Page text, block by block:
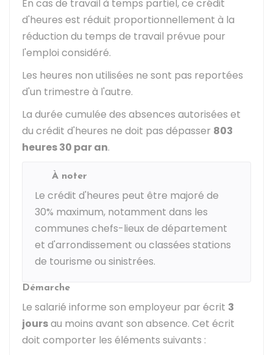
En cas de travail à temps partiel, ce crédit
d'heures est réduit proportionnellement à la
réduction du temps de travail prévue pour
l'emploi considéré.
Les heures non utilisées ne sont pas reportées
d'un trimestre à l'autre.
La durée cumulée des absences autorisées et
du crédit d'heures ne doit pas dépasser 803
heures 30 par an.
À noter
Le crédit d'heures peut être majoré de
30% maximum, notamment dans les
communes chefs-lieux de département
et d'arrondissement ou classées stations
de tourisme ou sinistrées.
Démarche
Le salarié informe son employeur par écrit 3
joursau moins avant son absence. Cet écrit
doit comporter les éléments suivants :